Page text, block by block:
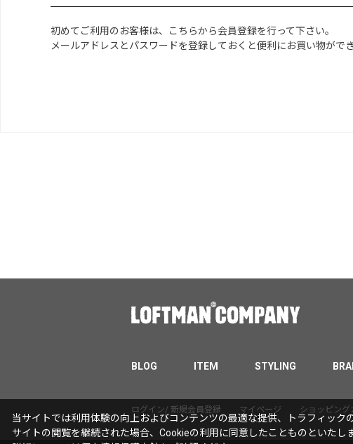
初めてご利用のお客様は、こちらから会員登録を行って下さい。
メールアドレスとパスワードを登録しておくと便利にお買い物がで
BLOG ITEM STYLING
ログイン/ 新規会員登録 マイページ ショッピング
当サイトでは利用体験の向上およびコンテンツの最適な提供、トラフィック
サイトの閲覧を継続された場合、Cookieの利用に同意したことものといたしま